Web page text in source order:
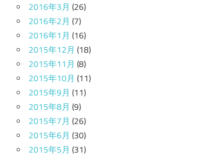
2016年3月 (26)
2016年2月 (7)
2016年1月 (16)
2015年12月 (18)
2015年11月 (8)
2015年10月 (11)
2015年9月 (11)
2015年8月 (9)
2015年7月 (26)
2015年6月 (30)
2015年5月 (31)